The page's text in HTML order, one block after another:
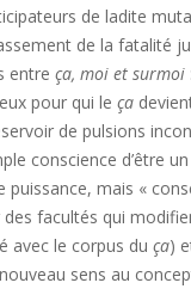
de ladite
de la fatalité
entre ça, moi et surmoi
pour qui le ça
de pulsions
conscience d’être
puissance, mais «
des facultés qui
avec le corpus du ça)
sens au